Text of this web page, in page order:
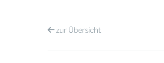
zurÜbersicht